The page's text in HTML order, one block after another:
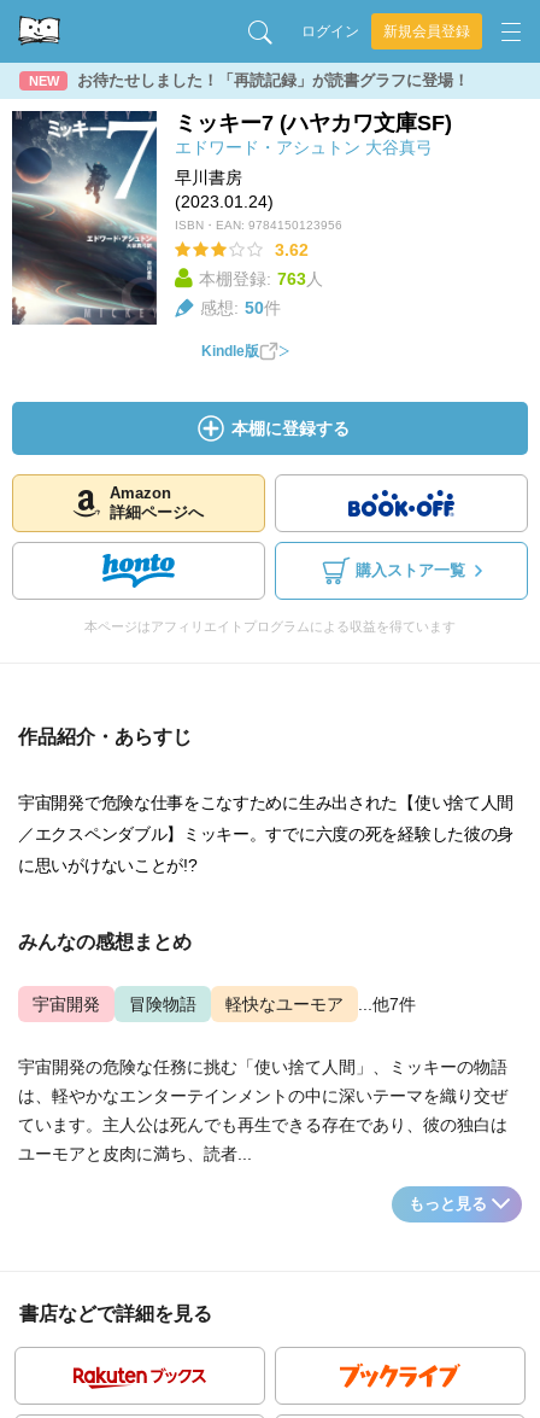
ログイン 新規会員登録
NEW お待たせしました！「再読記録」が読書グラフに登場！
ミッキー7 (ハヤカワ文庫SF)
エドワード・アシュトン 大谷真弓
早川書房
(2023.01.24)
ISBN・EAN: 9784150123956
3.62
本棚登録: 763人
感想: 50件
Kindle版
本棚に登録する
Amazon
詳細ページへ
購入ストア一覧
本ページはアフィリエイトプログラムによる収益を得ています
作品紹介・あらすじ
宇宙開発で危険な仕事をこなすために生み出された【使い捨て人間
／エクスペンダブル】ミッキー。すでに六度の死を経験した彼の身
に思いがけないことが!?
みんなの感想まとめ
宇宙開発 冒険物語 軽快なユーモア ...他7件
宇宙開発の危険な任務に挑む「使い捨て人間」、ミッキーの物語
は、軽やかなエンターテインメントの中に深いテーマを織り交ぜ
ています。主人公は死んでも再生できる存在であり、彼の独白は
ユーモアと皮肉に満ち、読者...
もっと見る
書店などで詳細を見る